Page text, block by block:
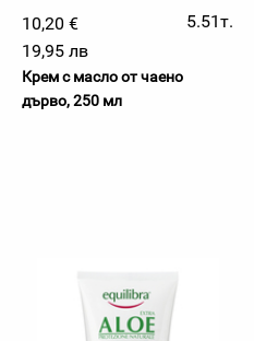
10,20 €
5.51т.
19,95 лв
Крем с масло от чаено
дърво, 250 мл